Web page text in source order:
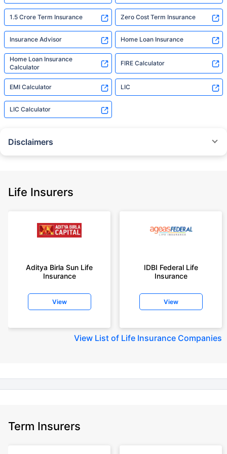
1.5 Crore Term Insurance Zero Cost Term Insurance
Insurance Advisor Home Loan Insurance
Home Loan Insurance
Calculator
FIRE Calculator
EMI Calculator LIC
LIC Calculator
Disclaimers
Policybazaar does not endorse, rate or recommend any particular insurer
+On the basis of your profile
years of age, rounded off to nearest 10
insurance for an 18 year-old male, non-smoker, with no pre-existing
diseases, cover upto 30 years of age rounded off to nearest 10
old male, non-smoker, with no pre-existing diseases, cover upto 30 years
+Rs. 15/day is starting price for a 75 lakhs term life insurance for an 18
+Rs. 504/month is starting price for a 1.5 crore term life insurance for an 18
Life Insurers
Aditya Birla Sun Life
Insurance
View
IDBI Federal Life
Insurance
View
View List of Life Insurance Companies
Term Insurers